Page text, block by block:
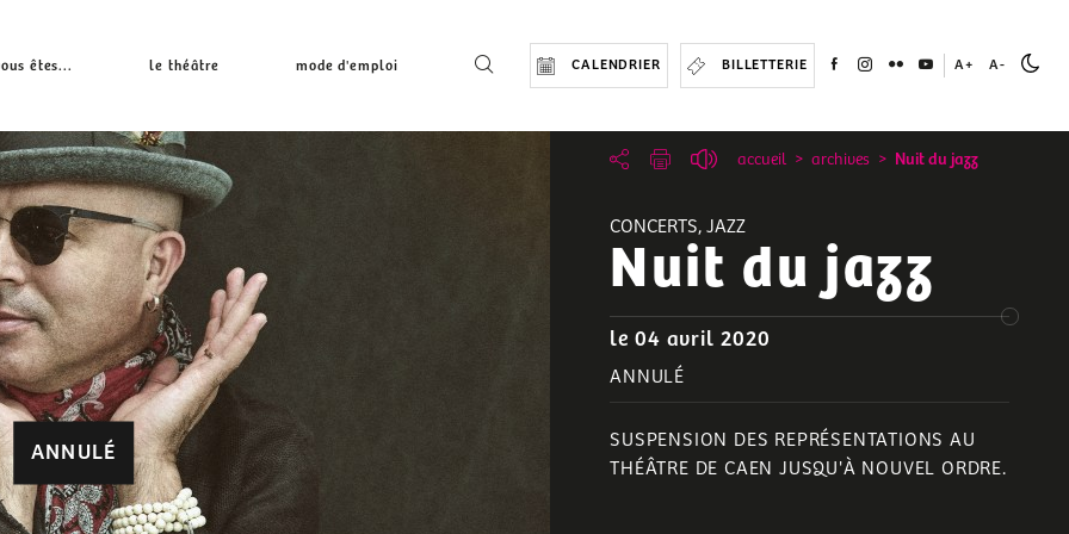
êtes... le théâtre mode d'emploi CALENDRIER BILLETTERIE A+ A-
ANNULÉ
accueil archives Nuit du jazz
CONCERTS, JAZZ
Nuit du jazz
le 04 avril 2020
ANNULÉ
SUSPENSION DES REPRÉSENTATIONS AU
THÉÂTRE DE CAEN JUSQU'À NOUVEL ORDRE.